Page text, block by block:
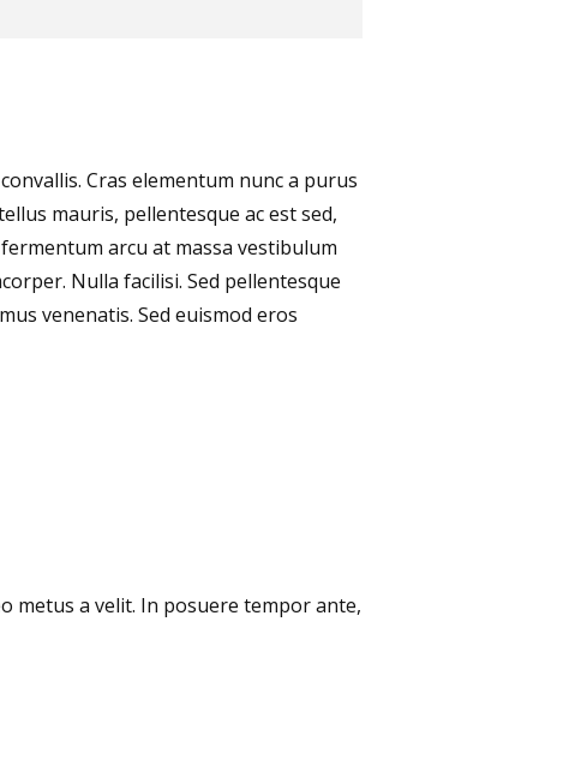
Cras elementum nunc a purus
mauris, pellentesque ac est sed,
arcu at massa vestibulum
Nulla facilisi. Sed pellentesque
venenatis. Sed euismod eros
metus a velit. In posuere tempor ante,